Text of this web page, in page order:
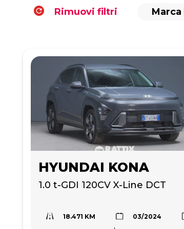
Rimuovi filtri Marca
HYUNDAI KONA
1.0 t-GDI 120CV X-Line DCT
18.471 KM 03/2024